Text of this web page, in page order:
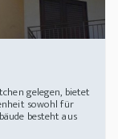
gelegen, bietet
sowohl für
besteht aus